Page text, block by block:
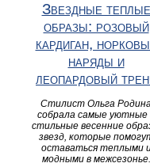
Звездные теплые
образы: розовый
кардиган,
наряды и
леопардовый
Стилист Ольга
собрала самые уютные
стильные весенние
звезд, которые
оставаться теплыми
модными в межсезонье.